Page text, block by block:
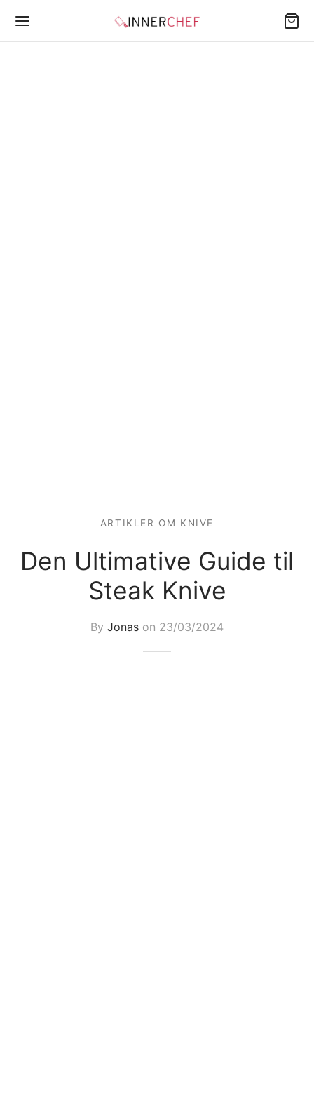
ARTIKLER OM KNIVE
Den Ultimative Guide til
Steak Knive
By Jonas on 23/03/2024